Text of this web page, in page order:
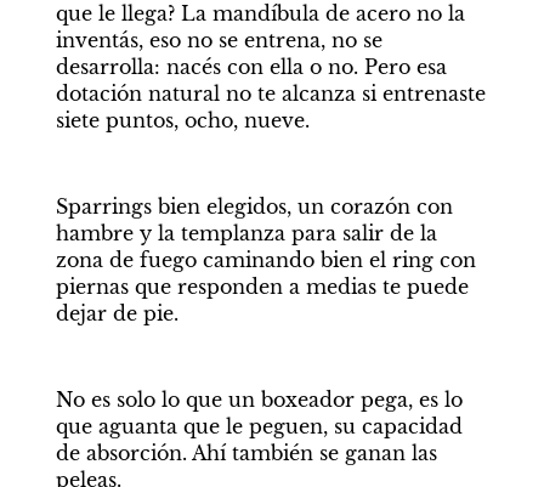
que le llega? La mandíbula de acero no la
inventás, eso no se entrena, no se
desarrolla: nacés con ella o no. Pero esa
dotación natural no te alcanza si entrenaste
siete puntos, ocho, nueve.
Sparrings bien elegidos, un corazón con
hambre y la templanza para salir de la
zona de fuego caminando bien el ring con
piernas que responden a medias te puede
dejar de pie.
No es solo lo que un boxeador pega, es lo
que aguanta que le peguen, su capacidad
de absorción. Ahí también se ganan las
peleas.